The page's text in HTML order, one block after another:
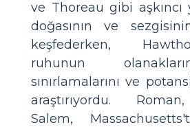
ve Thoreau gibi aşkıncı
doğasının ve
keşfederken,
ruhunun
sınırlamalarını ve
araştırıyordu.
Salem,